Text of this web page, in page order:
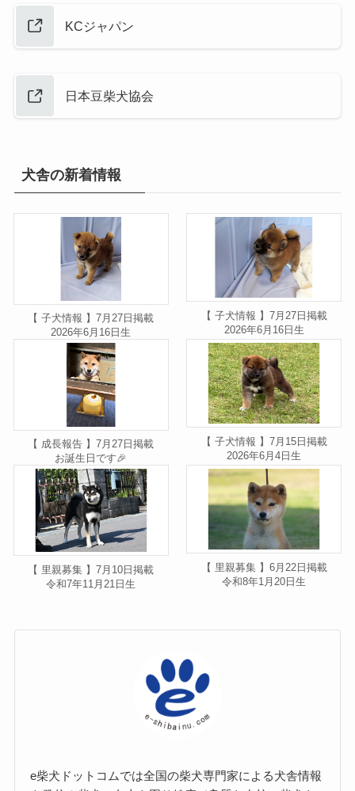
KCジャパン
日本豆柴犬協会
犬舎の新着情報
【 子犬情報 】7月27日掲載
2026年6月16日生
【 子犬情報 】7月27日掲載
2026年6月16日生
【 成長報告 】7月27日掲載
お誕生日です🎉
【 子犬情報 】7月15日掲載
2026年6月4日生
【 里親募集 】7月10日掲載
令和7年11月21日生
【 里親募集 】6月22日掲載
令和8年1月20日生
e柴犬ドットコムでは全国の柴犬専門家による犬舎情報